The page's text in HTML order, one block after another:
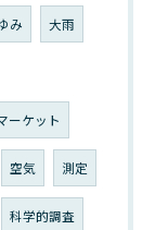
み 大雨
ーケット
空気 測定
科学的調査